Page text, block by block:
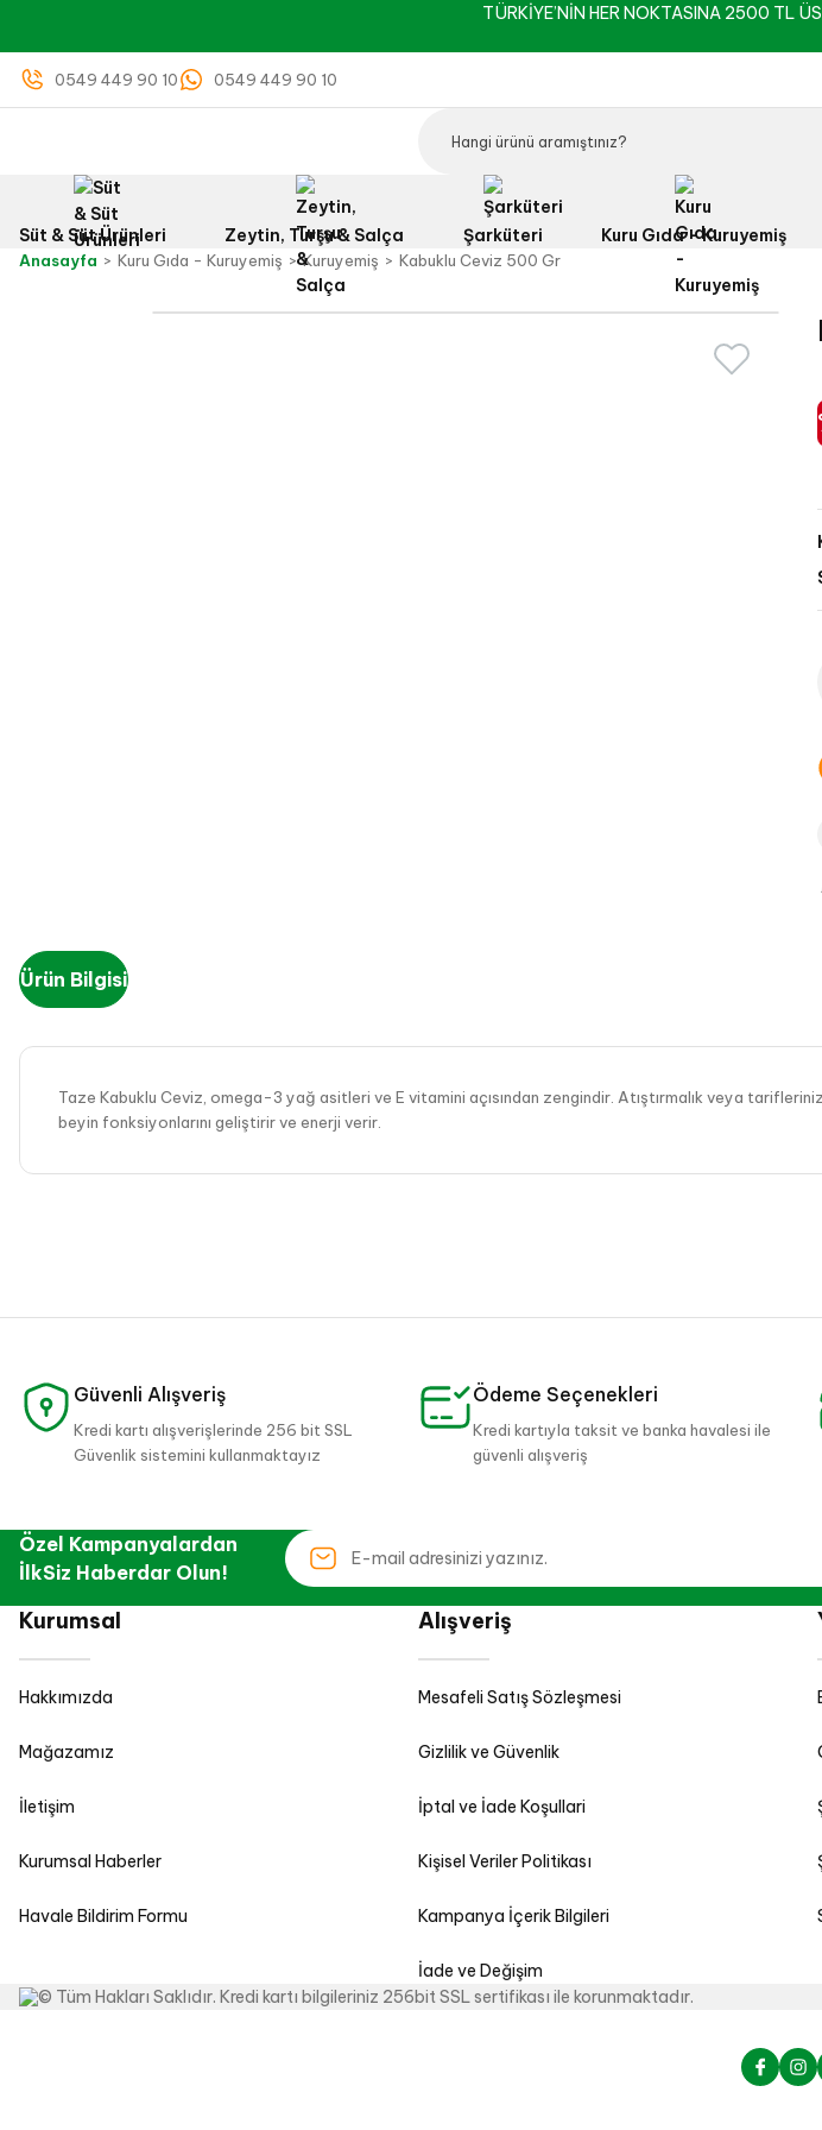
TÜRKİYE’NİN HER NOKTASINA 2500 TL
0549 449 90 10 0549 449 90 10
Süt & Süt Ürünleri Zeytin, Turşu & Salça Şarküteri Kuru Gıda - Kuruyemiş
Anasayfa Kuru Gıda - Kuruyemiş Kuruyemiş Kabuklu Ceviz 500 Gr
Ürün Bilgisi
Taze Kabuklu Ceviz, omega-3 yağ asitleri ve E vitamini açısından zengindir. Atıştırmalık veya
beyin fonksiyonlarını geliştirir ve enerji verir.
Güvenli Alışveriş
Kredi kartı alışverişlerinde 256 bit SSL
Güvenlik sistemini kullanmaktayız
Ödeme Seçenekleri
Kredi kartıyla taksit ve banka havalesi ile
güvenli alışveriş
Özel Kampanyalardan
İlkSiz Haberdar Olun!
Kurumsal
Hakkımızda
Mağazamız
İletişim
Kurumsal Haberler
Havale Bildirim Formu
Alışveriş
Mesafeli Satış Sözleşmesi
Gizlilik ve Güvenlik
İptal ve İade Koşullari
Kişisel Veriler Politikası
Kampanya İçerik Bilgileri
İade ve Değişim
© Tüm Hakları Saklıdır. Kredi kartı bilgileriniz 256bit SSL sertifikası ile korunmaktadır.